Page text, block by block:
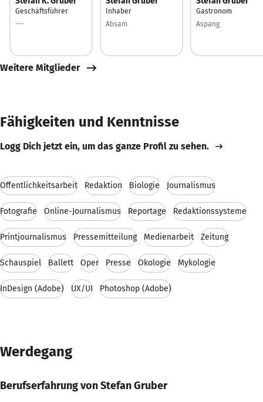
Geschäftsführer
---
Inhaber
Absam
Gastronom
Aspang
Weitere Mitglieder
Fähigkeiten und Kenntnisse
Logg Dich jetzt ein, um das ganze Profil zu sehen.
Öffentlichkeitsarbeit Redaktion Biologie Journalismus
Fotografie Online-Journalismus Reportage Redaktionssysteme
Printjournalismus Pressemitteilung Medienarbeit Zeitung
Schauspiel Ballett Oper Presse Ökologie Mykologie
InDesign (Adobe) UX/UI Photoshop (Adobe)
Werdegang
Berufserfahrung von Stefan Gruber